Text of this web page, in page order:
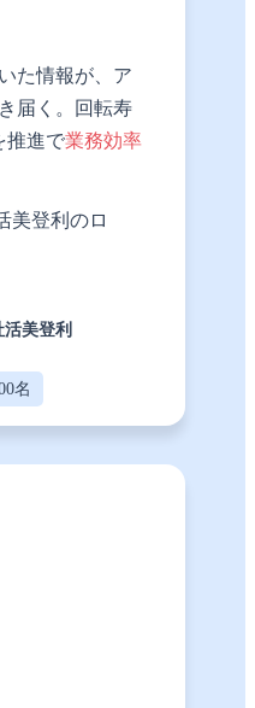
た情報が、ア
届く。回転寿
推進で業務効率
美登利
名